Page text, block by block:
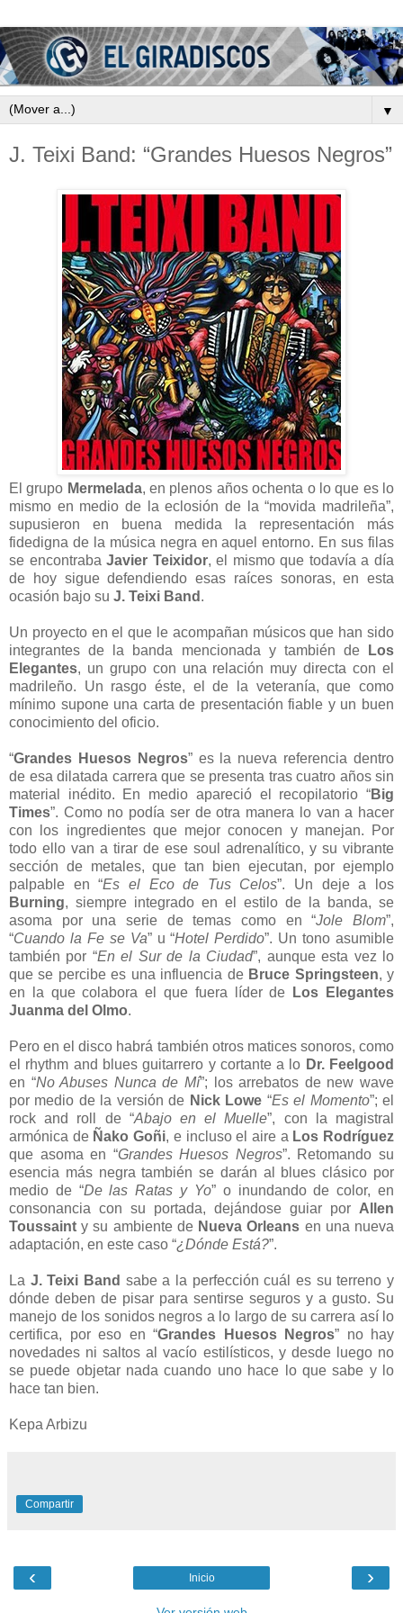
▼
J. Teixi Band: “Grandes Huesos Negros”
El grupo Mermelada, en plenos años ochenta o lo que es lo
mismo en medio de la eclosión de la “movida madrileña”,
supusieron en buena medida la representación más
fidedigna de la música negra en aquel entorno. En sus filas
se encontrabaJavier Teixidor, el mismo que todavía a día
de hoy sigue defendiendo esas raíces sonoras, en esta
ocasión bajo su J. Teixi Band .
Un proyecto en el que le acompañan músicos que han sido
integrantes de la banda mencionada y también de
Los
Elegantes, un grupo con una relación muy directa con el
madrileño. Un rasgo éste, el de la veteranía, que como
mínimo supone una carta de presentación fiable y un buen
conocimiento del oficio.
“Grandes Huesos Negros” es la nueva referencia dentro
de esa dilatada carrera que se presenta tras cuatro años sin
material inédito. En medio apareció el recopilatorio “Big
Times”. Como no podía ser de otra manera lo van a hacer
con los ingredientes que mejor conocen y manejan. Por
todo ello van a tirar de ese soul adrenalítico, y su vibrante
sección de metales, que tan bien ejecutan, por ejemplo
palpable en “Es el Eco de Tus Celos”. Un deje a los
Burning, siempre integrado en el estilo de la banda, se
asoma por una serie de temas como en “Jole Blom”,
“Cuando la Fe se Va” u “Hotel Perdido”. Un tono asumible
también por “En el Sur de la Ciudad”, aunque esta vez lo
que se percibe es una influencia de Bruce Springsteen, y
en la que colabora el que fuera líder de
Los Elegantes
Juanma del Olmo.
Pero en el disco habrá también otros matices sonoros, como
el rhythm and blues guitarrero y cortante a lo Dr. Feelgood
en “No Abuses Nunca de Mí”; los arrebatos de new wave
por medio de la versión de Nick Lowe “Es el Momento”; el
rock and roll de “Abajo en el Muelle”, con la magistral
armónica de Ñako Goñi, e incluso el aire a Los Rodríguez
que asoma en “Grandes Huesos Negros”. Retomando su
esencia más negra también se darán al blues clásico por
medio de “De las Ratas y Yo” o inundando de color, en
consonancia con su portada, dejándose guiar por Allen
Toussaint y su ambiente de Nueva Orleans en una nueva
adaptación, en este caso “¿Dónde Está?”.
La J. Teixi Band sabe a la perfección cuál es su terreno y
dónde deben de pisar para sentirse seguros y a gusto. Su
manejo de los sonidos negros a lo largo de su carrera así lo
certifica, por eso en “Grandes Huesos Negros” no hay
novedades ni saltos al vacío estilísticos, y desde luego no
se puede objetar nada cuando uno hace lo que sabe y lo
hace tan bien.
Kepa Arbizu
Compartir
‹ ›
Inicio